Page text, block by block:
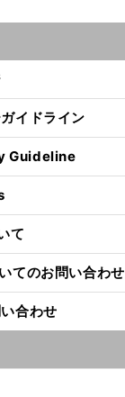
イドライン
Guideline
て
てのお問い合わせ
合わせ